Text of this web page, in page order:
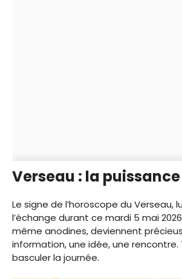
Verseau : la
Le signe de l’horoscope du Verseau,
l’échange durant ce mardi 5 mai
même anodines, deviennent
information, une idée, une
basculer la journée.